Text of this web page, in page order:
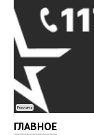
Реклама
ГЛАВНОЕ